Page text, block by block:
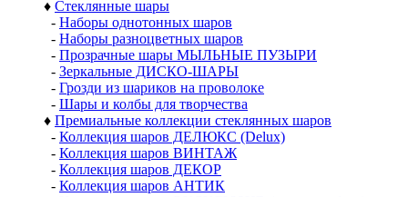
♦ Стеклянные шары
- Наборы однотонных шаров
- Наборы разноцветных шаров
- Прозрачные шары МЫЛЬНЫЕ ПУЗЫРИ
- Зеркальные ДИСКО-ШАРЫ
- Грозди из шариков на проволоке
- Шары и колбы для творчества
♦ Премиальные коллекции стеклянных шаров
- Коллекция шаров ДЕЛЮКС (Delux)
- Коллекция шаров ВИНТАЖ
- Коллекция шаров ДЕКОР
- Коллекция шаров АНТИК